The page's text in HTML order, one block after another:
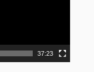
37:23